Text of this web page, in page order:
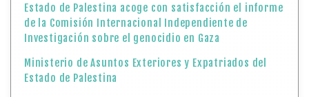
Estado de Palestina acoge con satisfacción el informe
de la Comisión Internacional Independiente de
Investigación sobre el genocidio en Gaza
Ministerio de Asuntos Exteriores y Expatriados del
Estado de Palestina